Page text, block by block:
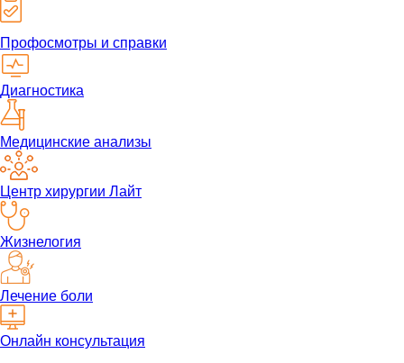
Профосмотры и справки
Диагностика
Медицинские анализы
Центр хирургии Лайт
Жизнелогия
Лечение боли
Онлайн консультация